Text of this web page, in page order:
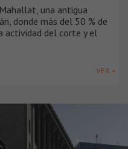
una antigua
donde más del 50 % de
actividad del corte y el
VER +